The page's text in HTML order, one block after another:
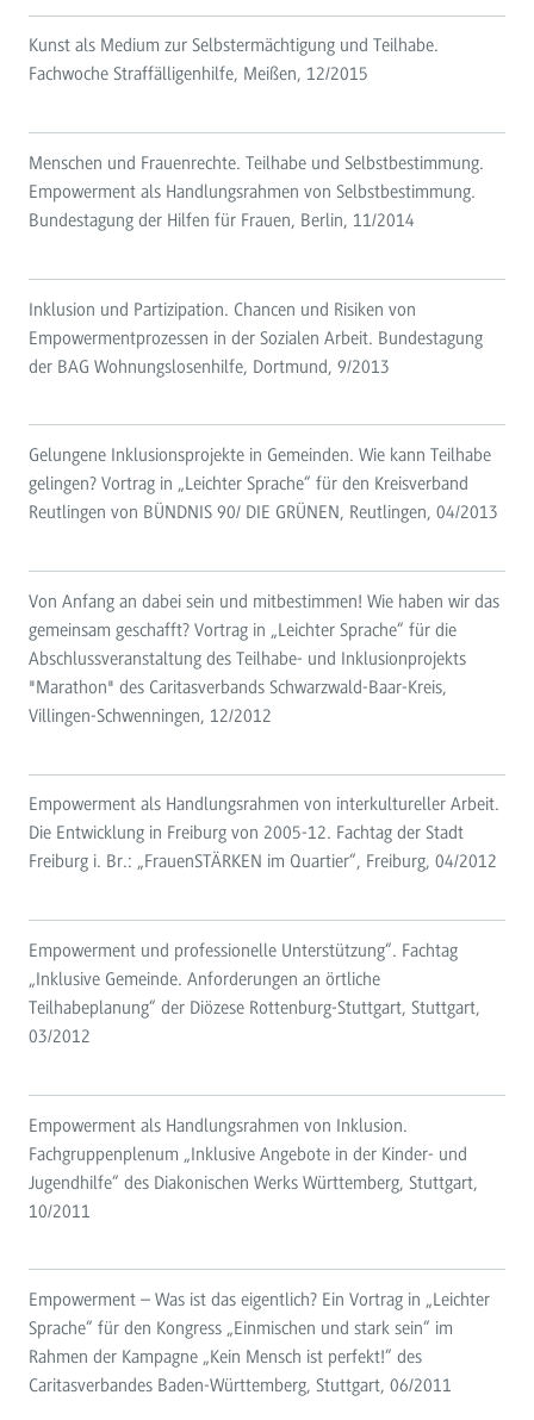
Kunst als Medium zur Selbstermächtigung und Teilhabe.
Fachwoche Straffälligenhilfe, Meißen, 12/2015
Menschen und Frauenrechte. Teilhabe und Selbstbestimmung.
Empowerment als Handlungsrahmen von Selbstbestimmung.
Bundestagung der Hilfen für Frauen, Berlin, 11/2014
Inklusion und Partizipation. Chancen und Risiken von
Empowermentprozessen in der Sozialen Arbeit. Bundestagung
der BAG Wohnungslosenhilfe, Dortmund, 9/2013
Gelungene Inklusionsprojekte in Gemeinden. Wie kann Teilhabe
gelingen? Vortrag in „Leichter Sprache“ für den Kreisverband
Reutlingen von BÜNDNIS 90/ DIE GRÜNEN, Reutlingen, 04/2013
Von Anfang an dabei sein und mitbestimmen! Wie haben wir das
gemeinsam geschafft? Vortrag in „Leichter Sprache“ für die
Abschlussveranstaltung des Teilhabe- und Inklusionprojekts
"Marathon" des Caritasverbands Schwarzwald-Baar-Kreis,
Villingen-Schwenningen, 12/2012
Empowerment als Handlungsrahmen von interkultureller Arbeit.
Die Entwicklung in Freiburg von 2005-12. Fachtag der Stadt
Freiburg i. Br.: „FrauenSTÄRKEN im Quartier“, Freiburg, 04/2012
Empowerment und professionelle Unterstützung“. Fachtag
„Inklusive Gemeinde. Anforderungen an örtliche
Teilhabeplanung“ der Diözese Rottenburg-Stuttgart, Stuttgart,
03/2012
Empowerment als Handlungsrahmen von Inklusion.
Fachgruppenplenum „Inklusive Angebote in der Kinder- und
Jugendhilfe“ des Diakonischen Werks Württemberg, Stuttgart,
10/2011
Empowerment – Was ist das eigentlich? Ein Vortrag in „Leichter
Sprache“ für den Kongress „Einmischen und stark sein“ im
Rahmen der Kampagne „Kein Mensch ist perfekt!“ des
Caritasverbandes Baden-Württemberg, Stuttgart, 06/2011